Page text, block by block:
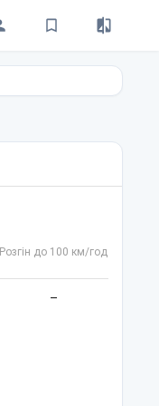
Розгін до 100 км/год
–